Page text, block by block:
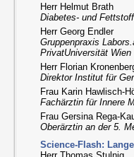
Herr Helmut Brath
Diabetes- und
Herr Georg Endler
Gruppenpraxis
PrivatUniversität Wien
Herr Florian
Direktor Institut für
Frau Karin Hawlisch-
Fachärztin für Innere
Frau Gersina Rega-
Oberärztin an der 5.
Science-Flash: